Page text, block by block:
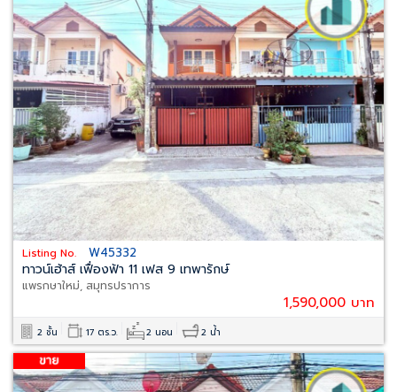
Listing No. W45332
ทาวน์เฮ้าส์ เฟื่องฟ้า 11 เฟส 9 เทพารักษ์
แพรกษาใหม่, สมุทรปราการ
1,590,000 บาท
2 ชั้น 17 ตร.ว. 2 นอน 2 น้ำ